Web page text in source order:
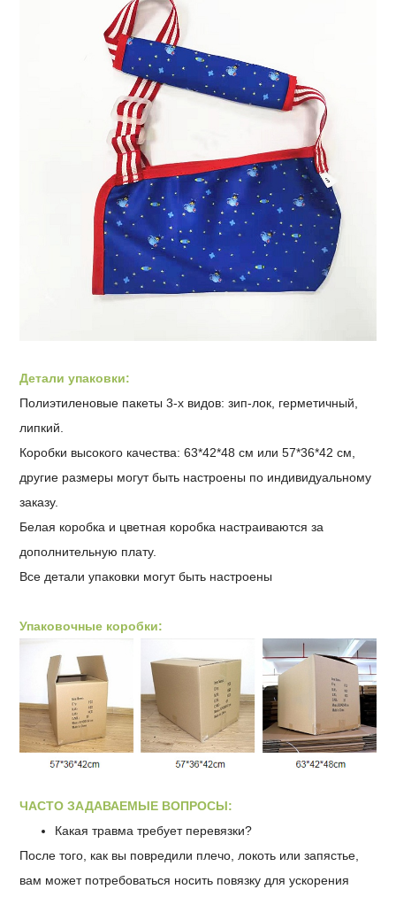
Детали упаковки:
Полиэтиленовые пакеты 3-х видов: зип-лок, герметичный,
липкий.
Коробки высокого качества: 63*42*48 см или 57*36*42 см,
другие размеры могут быть настроены по индивидуальному
заказу.
Белая коробка и цветная коробка настраиваются за
дополнительную плату.
Все детали упаковки могут быть настроены
Упаковочные коробки:
ЧАСТО ЗАДАВАЕМЫЕ ВОПРОСЫ:
Какая травма требует перевязки?
После того, как вы повредили плечо, локоть или запястье,
вам может потребоваться носить повязку для ускорения